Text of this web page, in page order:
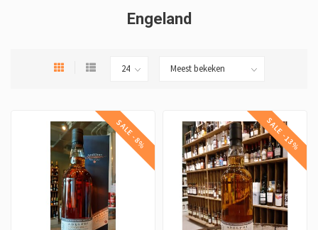
Engeland
SALE -8% SALE -13%